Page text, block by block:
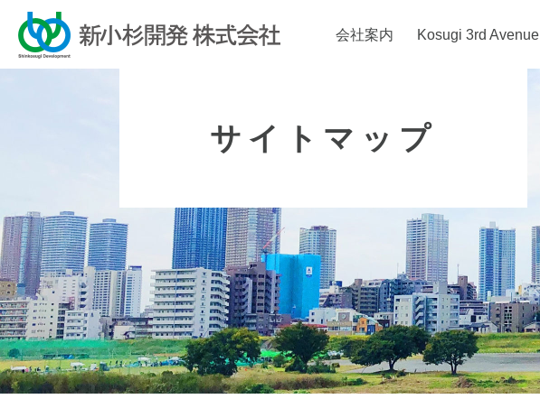
会社案内 Kosugi 3rd Avenue
サイトマップ